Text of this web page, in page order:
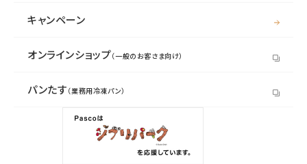
キャンペーン
オンラインショップ（一般のお客さま向け）
パンたす （業務用冷凍パン）